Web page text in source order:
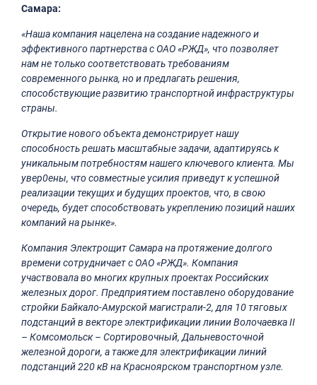
Самара:
«Наша компания нацелена на создание надежного и
эффективного партнерства с ОАО «РЖД», что позволяет
нам не только соответствовать требованиям
современного рынка, но и предлагать решения,
способствующие развитию транспортной инфраструктуры
страны.
Открытие нового объекта демонстрирует нашу
способность решать масштабные задачи, адаптируясь к
уникальным потребностям нашего ключевого клиента. Мы
увер0ены, что совместные усилия приведут к успешной
реализации текущих и будущих проектов, что, в свою
очередь, будет способствовать укреплению позиций наших
компаний на рынке».
Компания Электрощит Самара на протяжение долгого
времени сотрудничает с ОАО «РЖД». Компания
участвовала во многих крупных проектах Российских
железных дорог. Предприятием поставлено оборудование
стройки Байкало-Амурской магистрали-2, для 10 тяговых
подстанций в векторе электрификации линии Волочаевка II
– Комсомольск – Сортировочный, Дальневосточной
железной дороги, а также для электрификации линий
подстанций 220 кВ на Красноярском транспортном узле.